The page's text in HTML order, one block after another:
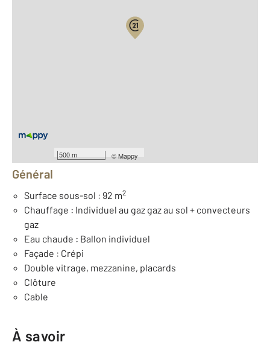
500 m ©Mappy
Équipements
Général
Surface sous-sol : 92 m2
Chauffage : Individuel au gaz gaz au sol + convecteurs
gaz
Eau chaude : Ballon individuel
Façade : Crépi
Double vitrage, mezzanine, placards
Clôture
Cable
À savoir